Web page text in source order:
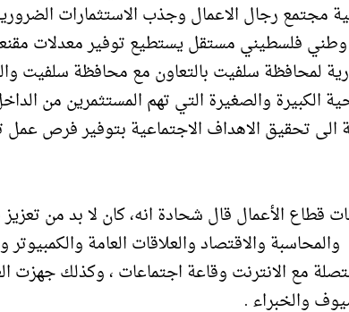
مجتمع رجال الاعمال وجذب الاستثمارات
وطني فلسطيني مستقل يستطيع توفير معدلات
لمحافظة سلفيت بالتعاون مع محافظة سلفيت
الكبيرة والصغيرة التي تهم المستثمرين من
تحقيق الاهداف الاجتماعية بتوفير فرص عمل
الأعمال قال شحادة انه، كان لا بد من
والاقتصاد والعلاقات العامة والكمبيوتر
مع الانترنت وقاعة اجتماعات ، وكذلك جهزت
والخبراء .